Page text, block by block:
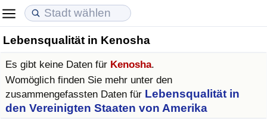
Lebensqualität in Kenosha
Es gibt keine Daten für Kenosha.
Womöglich finden Sie mehr unter den
zusammengefassten Daten für Lebensqualität in
den Vereinigten Staaten von Amerika
Lebenshaltungskosten
Lebenshaltungskosten-Index (aktuell)
Lebenshaltungskosten-Index
Immobilienpreise
Immobilienpreis-Index (aktuell)
Immobilienpreis-Index
Lebensqualität
Lebensqualität-Index
Lebensqualität-Index (aktuell)